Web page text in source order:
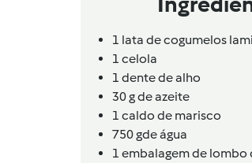
1 lata de cogumelos
1 celola
1 dente de alho
30 g de azeite
1 caldo de marisco
750gde água
1 embalagem de lombo